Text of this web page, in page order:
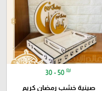
30 - 50 ₪
صينية خشب رمضان كريم